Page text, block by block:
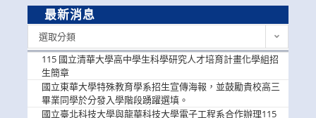
最新消息
選取分類
115 國立清華大學高中學生科學研究人才培育計畫化學組招
生簡章
國立東華大學特殊教育學系招生宣傳海報，並鼓勵貴校高三
畢業同學於分發入學階段踴躍選填。
國立臺北科技大學與龍華科技大學電子工程系合作辦理115